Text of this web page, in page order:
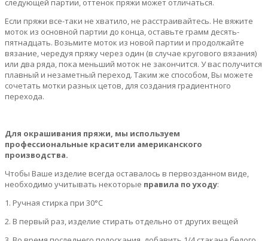
следующей партии, оттенок пряжи может отличаться.
Если пряжи все-таки не хватило, не расстраивайтесь. Не вяжите
моток из основной партии до конца, оставьте грамм десять-
пятнадцать. Возьмите моток из новой партии и продолжайте
вязание, чередуя пряжу через один (в случае кругового вязания)
или два ряда, пока меньший моток не закончится. У вас получится
плавный и незаметный переход. Таким же способом, Вы можете
сочетать мотки разных цетов, для создания градиентного
перехода.
Для окрашивания пряжи, мы используем
профессиональные красители американского
производства.
Чтобы Ваше изделие всегда оставалось в первозданном виде,
необходимо учитывать некоторые правила по уходу:
1. Ручная стирка при 30°С
2. В первый раз, изделие стирать отдельно от других вещей